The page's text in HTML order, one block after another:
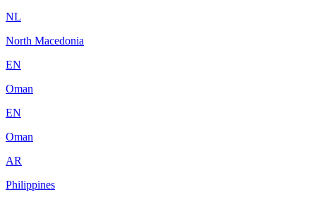
NL
North Macedonia
EN
Oman
EN
Oman
AR
Philippines